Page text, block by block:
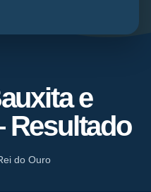
e
do Ouro